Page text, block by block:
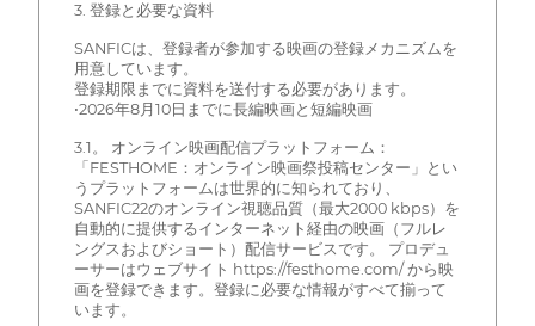
3. 登録と必要な資料
SANFICは、登録者が参加する映画の登録メカニズムを
用意しています。
登録期限までに資料を送付する必要があります。
•2026年8月10日までに長編映画と短編映画
3.1。 オンライン映画配信プラットフォーム：
「FESTHOME：オンライン映画祭投稿センター」とい
うプラットフォームは世界的に知られており、
SANFIC22のオンライン視聴品質（最大2000 kbps）を
自動的に提供するインターネット経由の映画（フルレ
ングスおよびショート）配信サービスです。 プロデュ
ーサーはウェブサイト https://festhome.com/ から映
画を登録できます。登録に必要な情報がすべて揃って
います。